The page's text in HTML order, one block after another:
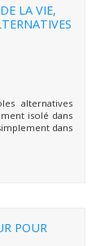
LA VIE,
alternatives
isolé dans
dans
POUR